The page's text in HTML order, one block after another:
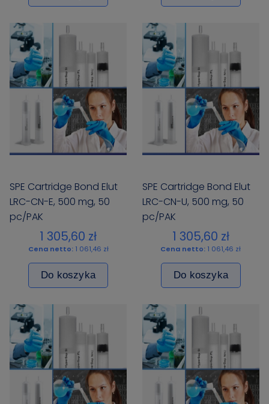
SPE Cartridge Bond Elut
LRC-CN-E, 500 mg, 50
pc/PAK
1 305,60 zł
Cena netto: 1 061,46 zł
Do koszyka
SPE Cartridge Bond Elut
LRC-CN-U, 500 mg, 50
pc/PAK
1 305,60 zł
Cena netto: 1 061,46 zł
Do koszyka